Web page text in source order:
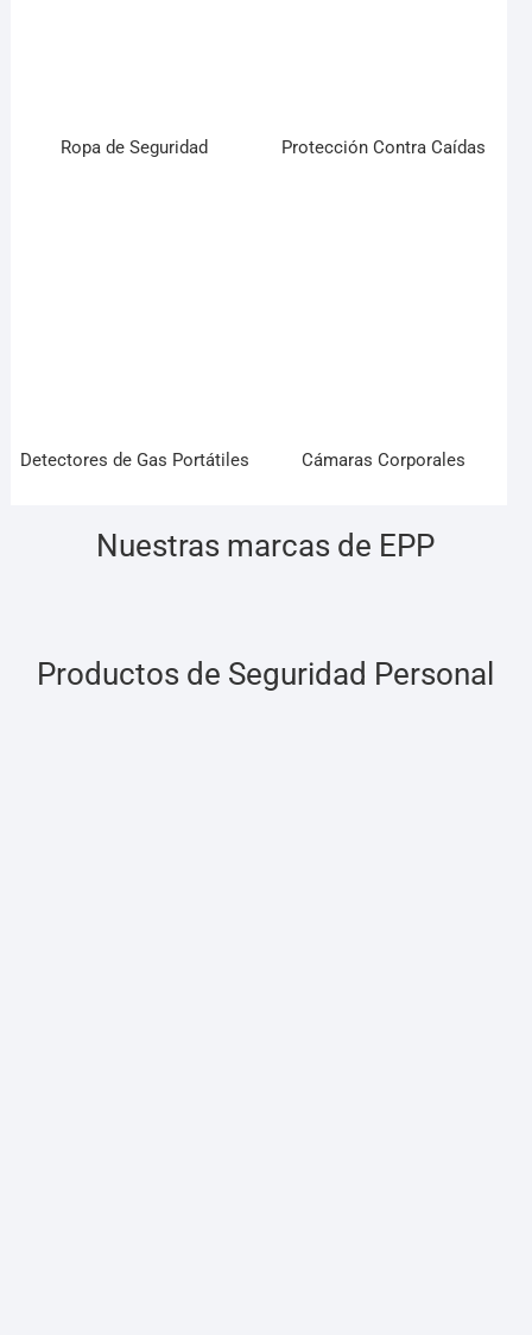
Ropa de Seguridad Protección Contra Caídas
Detectores de Gas Portátiles Cámaras Corporales
Nuestras marcas de EPP
Productos de Seguridad Personal